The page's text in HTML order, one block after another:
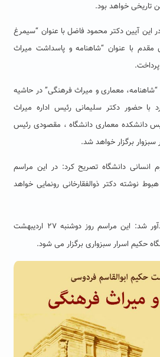
تاریخی خواهد بود.
این آیین دکتر محمود فاضل با عنوان “سیمرغ
مقدم با عنوان “شاهنامه و پاسداشت میراث
“شاهنامه، معماری و میراث فرهنگی” در حاشیه
با حضور دکتر سلیمانی رئیس اداره میراث
دانشکده معماری دانشگاه ، مقصودی رئیس
برگزار خواهد شد.
انسانی دانشگاه تصریح کرد: در این مراسم
نوشته دکتر ذوالفقارخانی رونمایی خواهد
دکترعلوی مقدم در خاتمه یادآور شد: این مراسم روز دوشنبه ۲۷ اردیبهشت